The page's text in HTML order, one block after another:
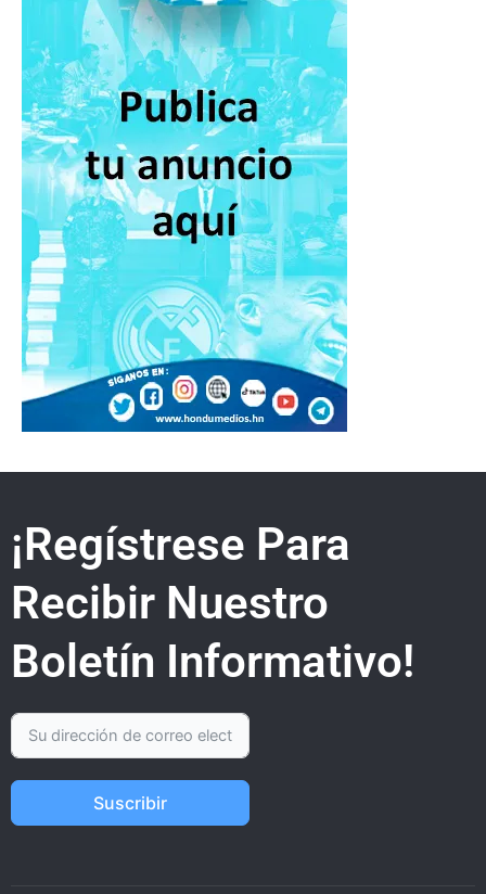
¡Regístrese Para
Recibir Nuestro
Boletín Informativo!
Suscribir